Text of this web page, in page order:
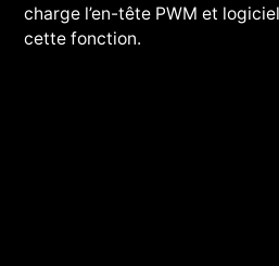
charge l’en-tête PWM et
cette fonction.